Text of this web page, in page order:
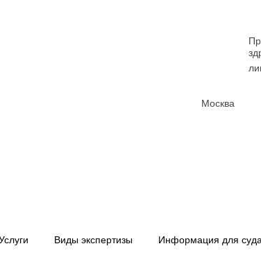
Москва
Виды экспертизы Информация для